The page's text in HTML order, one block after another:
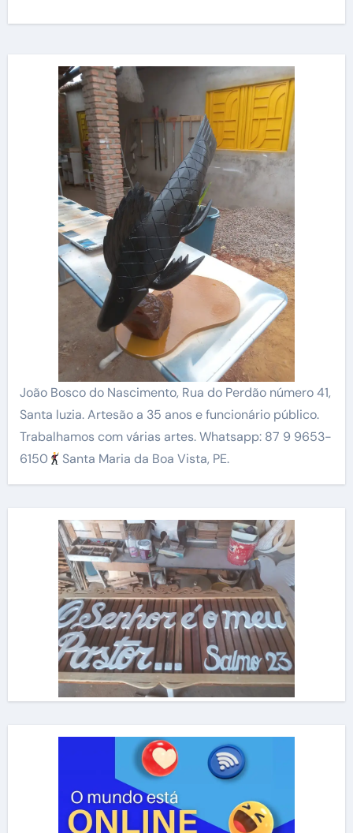
João Bosco do Nascimento, Rua do Perdão número 41,
Santa luzia. Artesão a 35 anos e funcionário público.
Trabalhamos com várias artes. Whatsapp: 87 9 9653-
6150
Santa Maria da Boa Vista, PE.